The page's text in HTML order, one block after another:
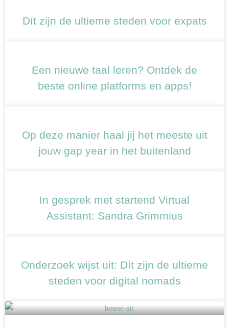
Dít zijn de ultieme steden voor expats
Een nieuwe taal leren? Ontdek de
beste online platforms en apps!
Op deze manier haal jij het meeste uit
jouw gap year in het buitenland
In gesprek met startend Virtual
Assistant: Sandra Grimmius
Onderzoek wijst uit: Dít zijn de ultieme
steden voor digital nomads